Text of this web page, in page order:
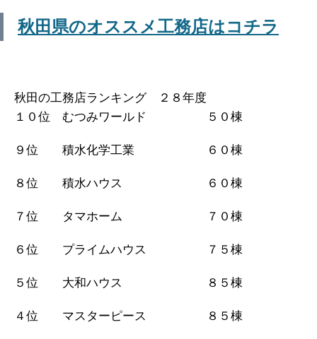
秋田県のオススメ工務店はコチラ
秋田の工務店ランキング ２８年度
１０位 むつみワールド ５０棟
９位 積水化学工業 ６０棟
８位 積水ハウス ６０棟
７位 タマホーム ７０棟
６位 プライムハウス ７５棟
５位 大和ハウス ８５棟
４位 マスターピース ８５棟